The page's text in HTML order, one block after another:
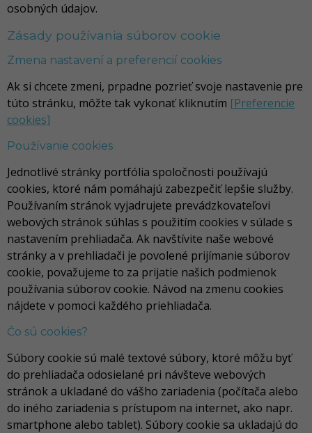
osobných údajov.
Zásady používania súborov cookie
Zmena nastavení a preferencií cookies
Ak si chcete zmeni, prpadne pozrieť svoje nastavenie pre
túto stránku, môžte tak vykonať kliknutím [Preferencie
cookies]
Používanie cookies
Jednotlivé stránky portfólia spoločnosti používajú
cookies, ktoré nám pomáhajú zabezpečiť lepšie služby.
Používaním stránok vyjadrujete prevádzkovateľovi
webových stránok súhlas s použitím cookies v súlade s
nastavením prehliadača. Ak navštívite naše webové
stránky a v prehliadači je povolené prijímanie súborov
cookie, považujeme to za prijatie našich podmienok
používania súborov cookie. Návod na zmenu cookies
nájdete v pomoci každého priehliadača.
Čo sú cookies?
Súbory cookie sú malé textové súbory, ktoré môžu byť
do prehliadača odosielané pri návšteve webových
stránok a ukladané do vášho zariadenia (počítača alebo
do iného zariadenia s prístupom na internet, ako napr.
smartphone alebo tablet). Súbory cookie sa ukladajú do